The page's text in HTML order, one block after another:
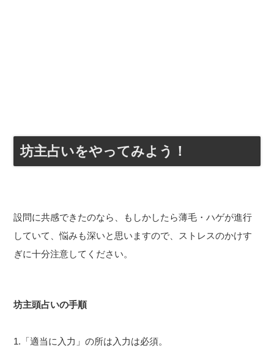
坊主占いをやってみよう！
設問に共感できたのなら、もしかしたら薄毛・ハゲが進行
していて、悩みも深いと思いますので、ストレスのかけす
ぎに十分注意してください。
坊主頭占いの手順
1.「適当に入力」の所は入力は必須。